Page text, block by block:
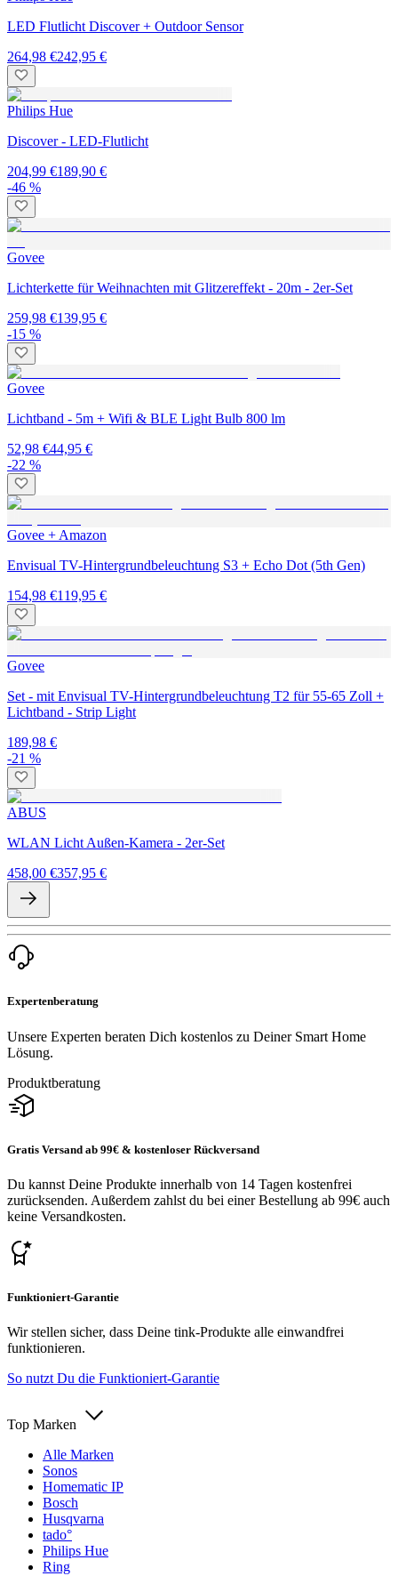
LED Flutlicht Discover + Outdoor Sensor
264,98 €242,95 €
Philips Hue
Discover - LED-Flutlicht
204,99 €189,90 €
-46 %
Govee
Lichterkette für Weihnachten mit Glitzereffekt - 20m - 2er-Set
259,98 €139,95 €
-15 %
Govee
Lichtband - 5m + Wifi & BLE Light Bulb 800 lm
52,98 €44,95 €
-22 %
Govee + Amazon
Envisual TV-Hintergrundbeleuchtung S3 + Echo Dot (5th Gen)
154,98 €119,95 €
Govee
Set - mit Envisual TV-Hintergrundbeleuchtung T2 für 55-65 Zoll +
Lichtband - Strip Light
189,98 €
-21 %
ABUS
WLAN Licht Außen-Kamera - 2er-Set
458,00 €357,95 €
Expertenberatung
Unsere Experten beraten Dich kostenlos zu Deiner Smart Home
Lösung.
Produktberatung
Gratis Versand ab 99€ & kostenloser Rückversand
Du kannst Deine Produkte innerhalb von 14 Tagen kostenfrei
zurücksenden. Außerdem zahlst du bei einer Bestellung ab 99€ auch
keine Versandkosten.
Funktioniert-Garantie
Wir stellen sicher, dass Deine tink-Produkte alle einwandfrei
funktionieren.
So nutzt Du die Funktioniert-Garantie
Top Marken
Alle Marken
Sonos
Homematic IP
Bosch
Husqvarna
tado°
Philips Hue
Ring